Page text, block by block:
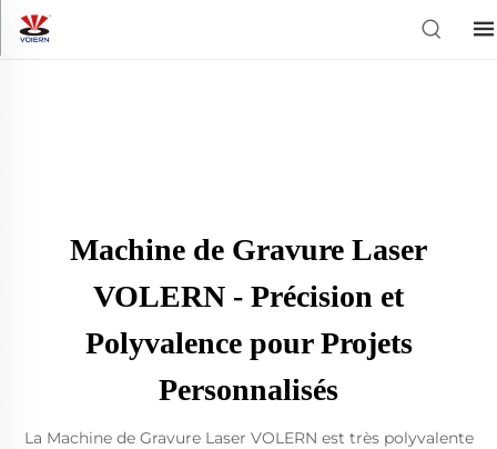
Machine de Gravure Laser
VOLERN - Précision et
Polyvalence pour Projets
Personnalisés
La Machine de Gravure Laser VOLERN est très polyvalente